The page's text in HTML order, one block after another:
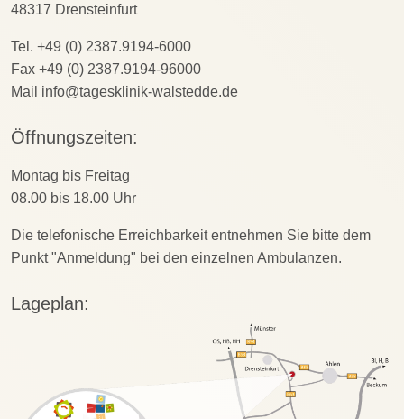
48317 Drensteinfurt
Tel. +49 (0) 2387.9194-6000
Fax +49 (0) 2387.9194-96000
Mail info@tagesklinik-walstedde.de
Öffnungszeiten:
Montag bis Freitag
08.00 bis 18.00 Uhr
Die telefonische Erreichbarkeit entnehmen Sie bitte dem
Punkt "Anmeldung" bei den einzelnen Ambulanzen.
Lageplan: